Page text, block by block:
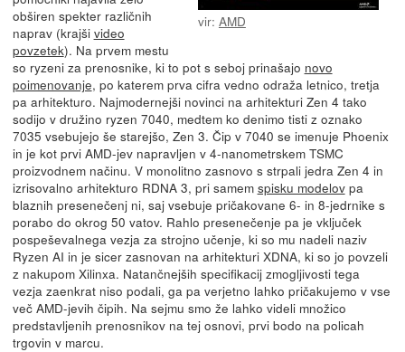
vir: AMD
obširen spekter različnih
naprav (krajši video
povzetek). Na prvem mestu
so ryzeni za prenosnike, ki to pot s seboj prinašajo novo
poimenovanje, po katerem prva cifra vedno odraža letnico, tretja
pa arhitekturo. Najmodernejši novinci na arhitekturi Zen 4 tako
sodijo v družino ryzen 7040, medtem ko denimo tisti z oznako
7035 vsebujejo še starejšo, Zen 3. Čip v 7040 se imenuje Phoenix
in je kot prvi AMD-jev napravljen v 4-nanometrskem TSMC
proizvodnem načinu. V monolitno zasnovo s strpali jedra Zen 4 in
izrisovalno arhitekturo RDNA 3, pri samem spisku modelovpa
blaznih presenečenj ni, saj vsebuje pričakovane 6- in 8-jedrnike s
porabo do okrog 50 vatov. Rahlo presenečenje pa je vključek
pospeševalnega vezja za strojno učenje, ki so mu nadeli naziv
Ryzen AI in je sicer zasnovan na arhitekturi XDNA, ki so jo povzeli
z nakupom Xilinxa. Natančnejših specifikacij zmogljivosti tega
vezja zaenkrat niso podali, ga pa verjetno lahko pričakujemo v vse
več AMD-jevih čipih. Na sejmu smo že lahko videli množico
predstavljenih prenosnikov na tej osnovi, prvi bodo na policah
trgovin v marcu.